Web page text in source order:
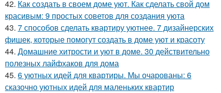
42. Как создать в своем доме уют. Как сделать свой дом
красивым: 9 простых советов для создания уюта
43. 7 способов сделать квартиру уютнее. 7 дизайнерских
фишек, которые помогут создать в доме уют и красоту
44. Домашние хитрости и уют в доме. 30 действительно
полезных лайфхаков для дома
45. 6 уютных идей для квартиры. Мы очарованы: 6
сказочно уютных идей для маленьких квартир